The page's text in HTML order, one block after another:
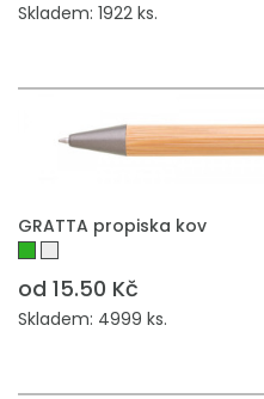
Skladem: 1922 ks.
GRATTA propiska kov
od 15.50 Kč
Skladem: 4999 ks.